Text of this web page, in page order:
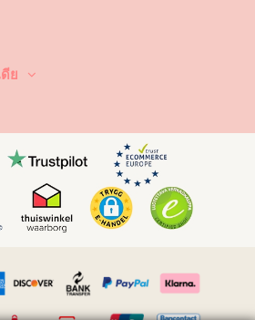
ได้รับความเสียหายได้
ะนำให้คุณล้างมือก่อนด้วยทุกครั้ง อย่าใช้ผง
ำยาล้างคราบ แต่ให้ใช้ผลิตภัณฑ์ทำความ
ระเป๋าชายหาดหรือกระเป๋าของคุณ อย่าปล่อย
าน โดยเฉพาะการพับชุดในขณะที่ชุดยังเปียก
พ์และลวดลายที่อยู่บนชุดว่ายน้ำอาจเปลี่ยนสีได้
งคุณประดับประดาไปด้วยหิน ไข่มุกหรือการ
แรงๆ หรือดึง เพราะวัสดุเหล่านี้จะหลุดได้ง่ายๆ
พยายามทำความสะอาด ขยี้หรือเช็ดในขณะที่
มื่อรอยเปื้อนนั้นแห้งแล้ว การทำความสะอาดจะ
วรทำความสะอาดและหลีกเลี่ยงการแกะเกา
ย